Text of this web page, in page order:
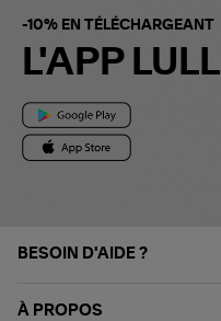
-10% EN TÉLÉCHARGEANT
L'APP LULLI
BESOIN D'AIDE ?
À PROPOS